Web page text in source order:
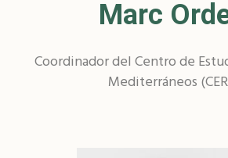
Marc
Coordinador del Centro de
Mediterráneos